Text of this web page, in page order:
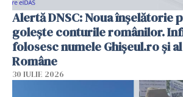
Alertă DNSC: Noua înșelătorie
golește conturile românilor.
folosesc numele Ghișeul.ro și
Române
30 IULIE 2026